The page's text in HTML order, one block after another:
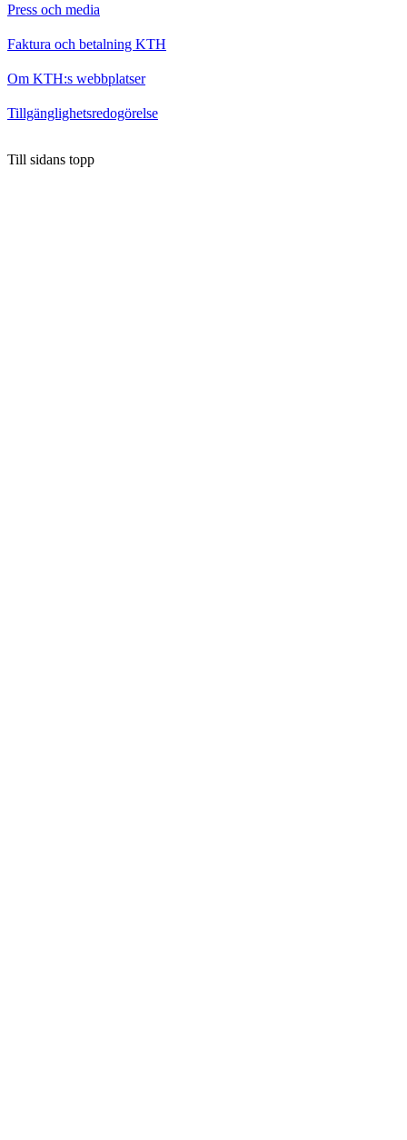
Press och media
Faktura och betalning KTH
Om KTH:s webbplatser
Tillgänglighetsredogörelse
Till sidans topp